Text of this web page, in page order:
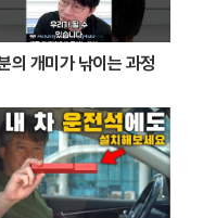
의 개미가 낚이는 과정